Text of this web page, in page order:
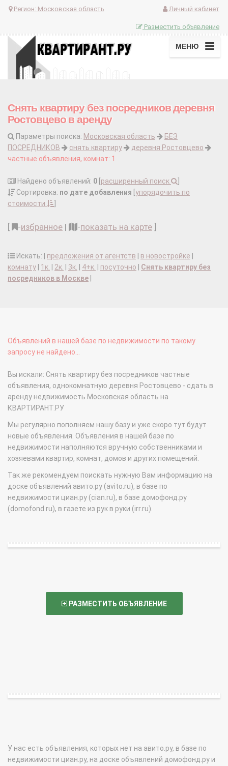
Регион: Московская область Личный кабинет
Разместить объявление
МЕНЮ
Снять квартиру без посредников деревня
Ростовцево в аренду
Параметры поиска: Московская область
БЕЗ
ПОСРЕДНИКОВ
снять квартиру
деревня Ростовцево
частные объявления, комнат: 1
Найдено объявлений: 0 расширенный поиск
Сортировка: по дате добавления упорядочить по
стоимости
-избранное | -показать на карте
Искать: | предложения от агентств в новостройке
комнату
1к. 2к. 3к. 4+к. посуточно
Снять квартиру без
посредников в Москве
Объявлений в нашей базе по недвижимости по такому
запросу не найдено...
Вы искали: Снять квартиру без посредников частные
объявления, однокомнатную деревня Ростовцево - сдать в
аренду недвижимость Московская область на
КВАРТИРАНТ.РУ
Мы регулярно пополняем нашу базу и уже скоро тут будут
новые объявления. Объявления в нашей базе по
недвижимости наполняются вручную собственниками и
хозяевами квартир, комнат, домов и других помещений.
Так же рекомендуем поискать нужную Вам информацию на
доске объявлений авито.ру (avito.ru), в базе по
недвижимости циан.ру (cian.ru), в базе домофонд.ру
(domofond.ru), в газете из рук в руки (irr.ru).
РАЗМЕСТИТЬ ОБЪЯВЛЕНИЕ
У нас есть объявления, которых нет на авито.ру, в базе по
недвижимости циан.ру, на доске объявлений домофонд.ру и